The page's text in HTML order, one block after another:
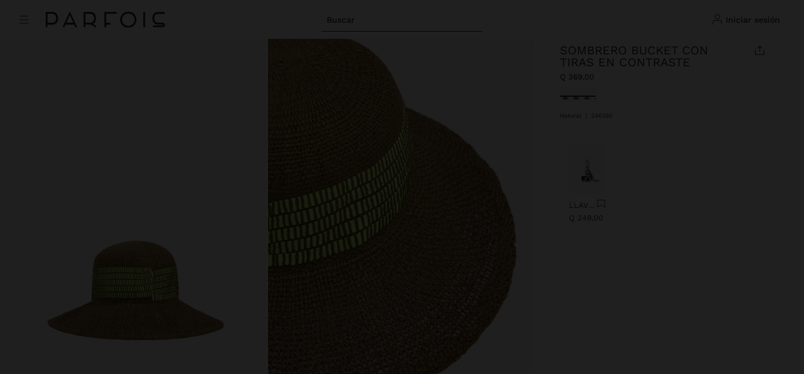
Buscar iniciar sesión
SOMBRERO BUCKET CON
TIRAS EN CONTRASTE
Q 369,00
Seleccionado
Natural 246390
Q 249,00